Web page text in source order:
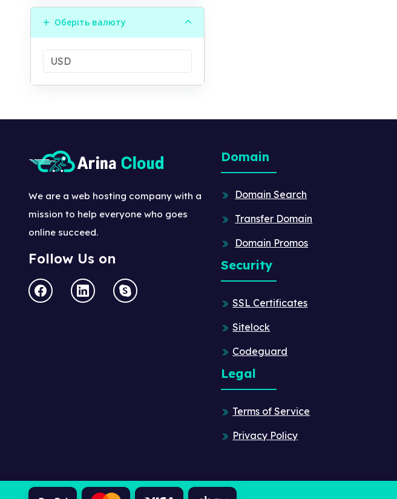
Оберіть валюту
We are a web hosting company with a
mission to help everyone who goes
online succeed.
Follow Us on
Domain
Domain Search
Transfer Domain
Domain Promos
Security
SSL Certificates
Sitelock
Codeguard
Legal
Terms of Service
Privacy Policy